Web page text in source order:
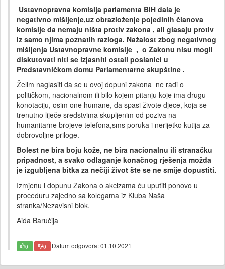
Ustavnopravna komisija parlamenta BiH dala je
negativno mišljenje,uz obrazloženje pojedinih članova
komisije da nemaju ništa protiv zakona , ali glasaju protiv
iz samo njima poznatih razloga. Nažalost zbog negativnog
mišljenja Ustavnopravne komisije , o Zakonu nisu mogli
diskutovati niti se izjasniti ostali poslanici u
Predstavničkom domu Parlamentarne skupštine .
Želim naglasiti da se u ovoj dopuni zakona ne radi o
političkom, nacionalnom ili bilo kojem pitanju koje ima drugu
konotaciju, osim one humane, da spasi živote djece, koja se
trenutno liječe sredstvima skupljenim od poziva na
humanitarne brojeve telefona,sms poruka i nerijetko kutija za
dobrovoljne priloge.
Bolest ne bira boju kože, ne bira nacionalnu ili stranačku
pripadnost, a svako odlaganje konačnog rješenja možda
je izgubljena bitka za nečiji život šte se ne smije dopustiti.
Izmjenu i dopunu Zakona o akcizama ću uputiti ponovo u
proceduru zajedno sa kolegama iz Kluba Naša
stranka/Nezavisni blok.
Aida Baručija
0 0 Datum odgovora: 01.10.2021